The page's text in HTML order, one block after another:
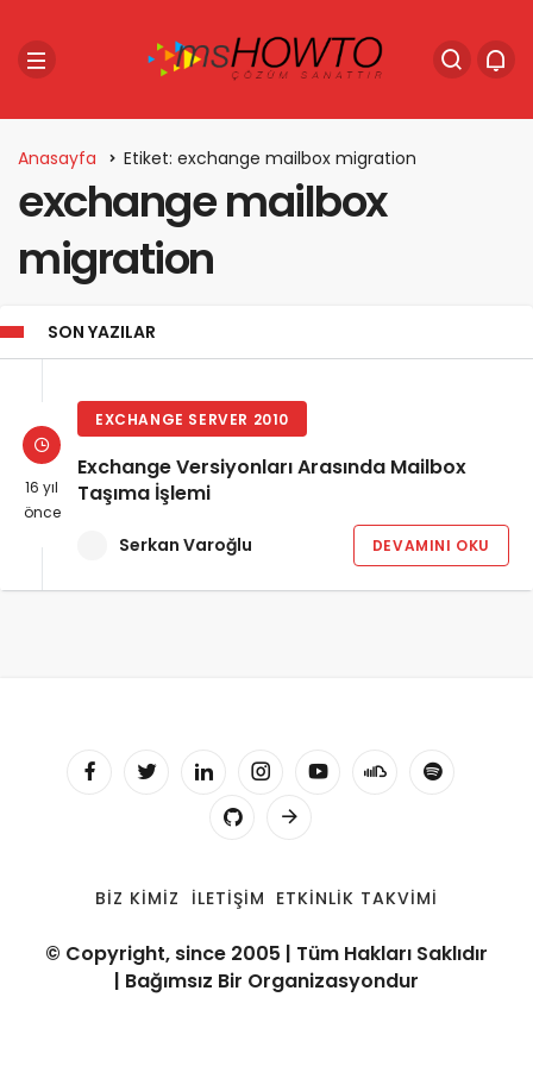
Anasayfa Etiket: exchange mailbox migration
exchange mailbox
migration
SON YAZILAR
16 yıl
önce
EXCHANGE SERVER 2010
Exchange Versiyonları Arasında Mailbox
Taşıma İşlemi
Serkan Varoğlu DEVAMINI OKU
BIZ KIMIZ İLETIŞIM ETKINLIK TAKVIMI
© Copyright, since 2005 | Tüm Hakları Saklıdır
| Bağımsız Bir Organizasyondur